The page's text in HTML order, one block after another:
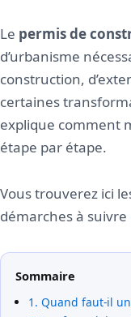
Le permis de
d’urbanisme
construction,
certaines
explique comment
étape par étape.
Vous trouverez ici
démarches à suivre
Sommaire
1. Quand faut-il